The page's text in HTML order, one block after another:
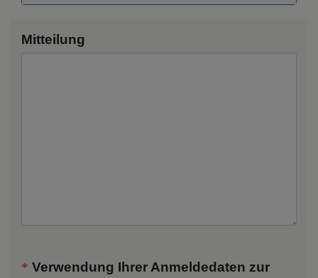
Mitteilung
Verwendung Ihrer Anmeldedaten zur